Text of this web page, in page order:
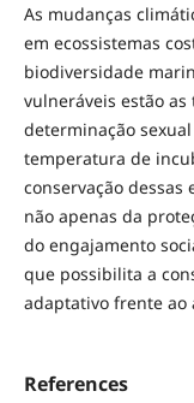
As mudanças
em ecossistemas
biodiversidade
vulneráveis estão
determinação
temperatura de
conservação
não apenas da
do engajamento
que possibilita a
adaptativo frente ao
References